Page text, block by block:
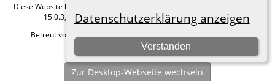
Datenschutzerklärung anzeigen
Verstanden
Diese Website läuft mit
15.0.3, programmiert von Darrin Lythgoe © 2001-2026.
Betreut von
Hier geht es zum Impressum
Zur Desktop-Webseite wechseln